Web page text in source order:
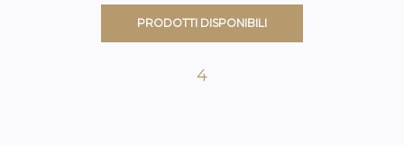
PRODOTTI DISPONIBILI
4